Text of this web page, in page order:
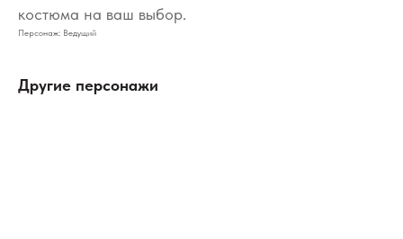
костюма на ваш выбор.
Персонаж: Ведущий
Другие персонажи